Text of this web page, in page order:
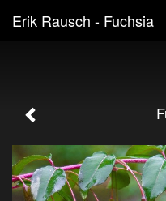
Erik Rausch - Fuchsia